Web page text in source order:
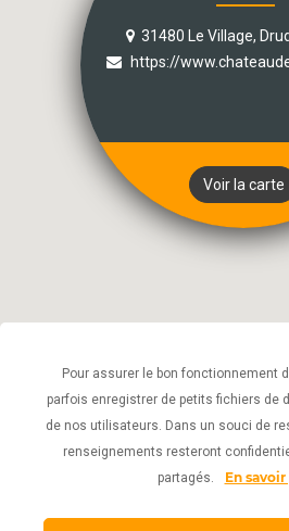
31480 Le Village,
https://
Voir la carte
Pour assurer le bon fonctionnement
parfois enregistrer de petits fichiers de
de nos utilisateurs. Dans un souci de
renseignements resteront
partagés.
En